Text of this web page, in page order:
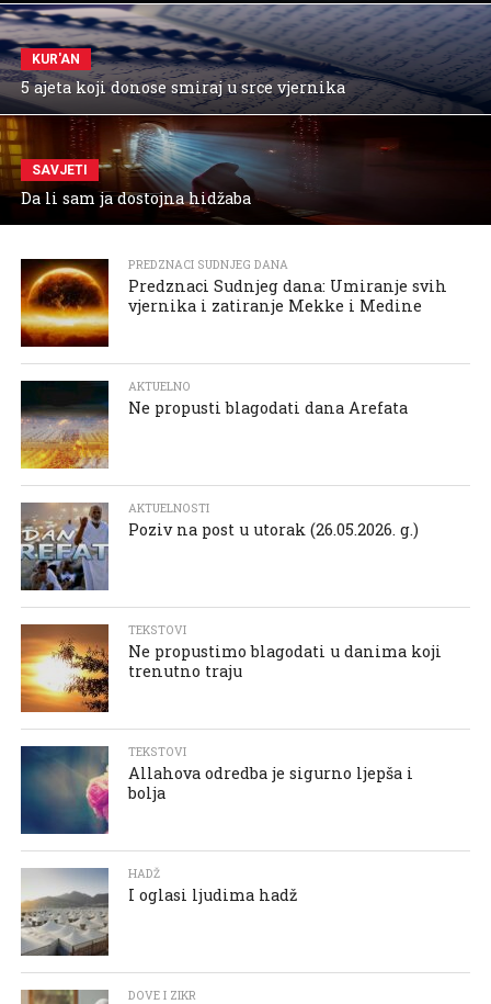
KUR'AN
5 ajeta koji donose smiraj u srce vjernika
SAVJETI
Da li sam ja dostojna hidžaba
PREDZNACI SUDNJEG DANA
Predznaci Sudnjeg dana: Umiranje svih
vjernika i zatiranje Mekke i Medine
AKTUELNO
Ne propusti blagodati dana Arefata
AKTUELNOSTI
Poziv na post u utorak (26.05.2026. g.)
TEKSTOVI
Ne propustimo blagodati u danima koji
trenutno traju
TEKSTOVI
Allahova odredba je sigurno ljepša i
bolja
HADŽ
I oglasi ljudima hadž
DOVE I ZIKR